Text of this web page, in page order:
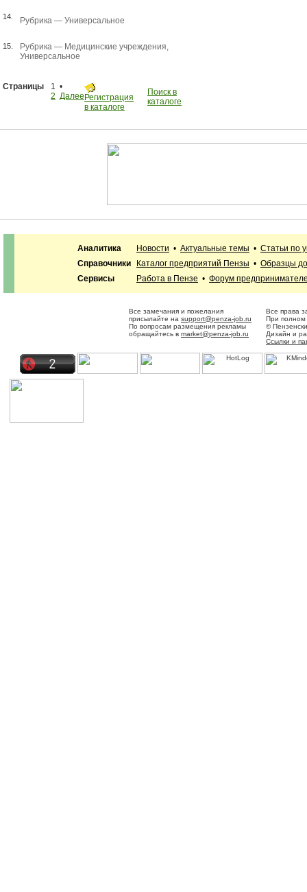
14. Рубрика — Универсальное
15. Рубрика — Медицинские учреждения,
Универсальное
Страницы
1 •
2 Далее Регистрация
в каталоге
Поиск в
каталоге
Аналитика Новости • Актуальные темы • Статьи по
Справочники
Каталог предприятий Пензы • Образцы
Сервисы
Работа в Пензе • Форум
Все замечания и пожелания
присылайте на support@penza-job.ru
По вопросам размещения рекламы
обращайтесь в market@penza-job.ru
Все права
При полном
©
Дизайн и
Ссылки и